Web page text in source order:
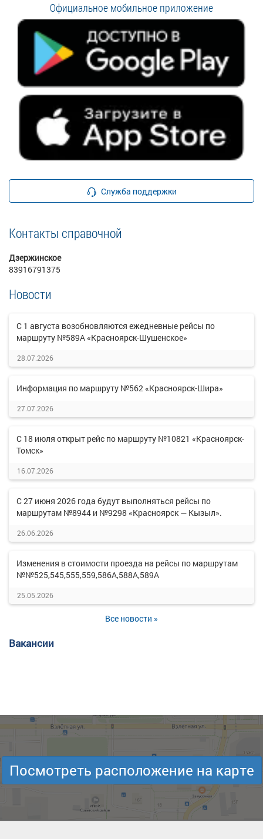
Официальное мобильное приложение
Служба поддержки
Контакты справочной
Дзержинское
83916791375
Новости
С 1 августа возобновляются ежедневные рейсы по
маршруту №589А «Красноярск-Шушенское»
28.07.2026
Информация по маршруту №562 «Красноярск-Шира»
27.07.2026
С 18 июля открыт рейс по маршруту №10821 «Красноярск-
Томск»
16.07.2026
С 27 июня 2026 года будут выполняться рейсы по
маршрутам №8944 и №9298 «Красноярск — Кызыл».
26.06.2026
Изменения в стоимости проезда на рейсы по маршрутам
№№525,545,555,559,586А,588А,589А
25.05.2026
Все новости »
Вакансии
Посмотреть расположение на карте